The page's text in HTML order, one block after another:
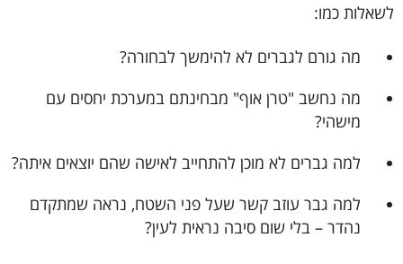
לשאלות כמו:
מה גורם לגברים לא להימשך לבחורה?
מה נחשב "טרן אוף" מבחינתם במערכת יחסים עם
מישהי?
למה גברים לא מוכן להתחייב לאישה שהם יוצאים איתה?
למה גבר עוזב קשר שעל פני השטח, נראה שמתקדם
נהדר – בלי שום סיבה נראית לעין?